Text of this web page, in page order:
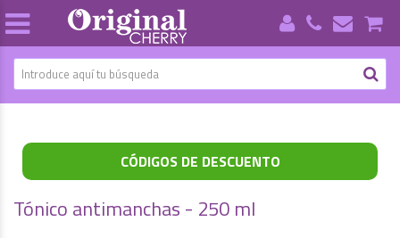
CÓDIGOS DE DESCUENTO
Tónico antimanchas - 250 ml